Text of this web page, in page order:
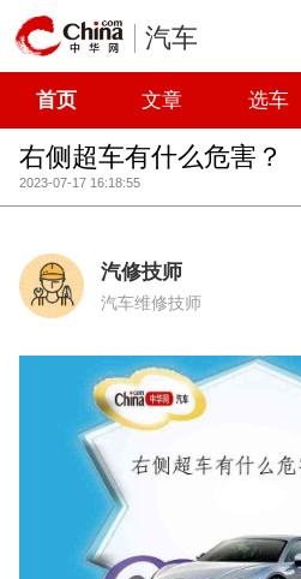
汽车
首页 文章 选车
右侧超车有什么危害？
2023-07-17 16:18:55
汽修技师
汽车维修技师